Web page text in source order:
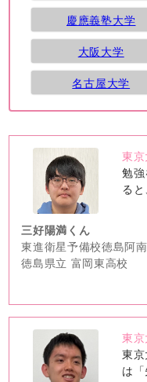
慶應義塾大学
大阪大学
名古屋大学
no
image
東
勉
る
三好陽満くん
東進衛星予備校徳島阿
徳島県立 富岡東高校
no
image
東
東
は